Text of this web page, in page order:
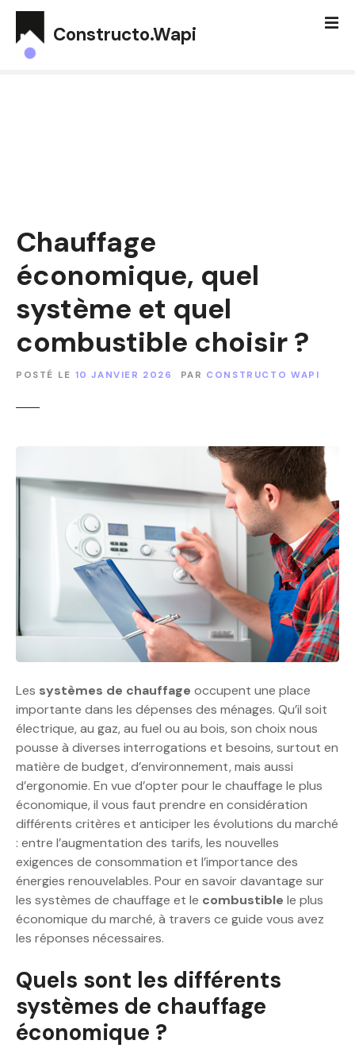
Constructo.Wapi
Chauffage
économique, quel
système et quel
combustible choisir ?
POSTÉ LE 10 JANVIER 2026 PAR CONSTRUCTO WAPI
Les systèmes de chauffage occupent une place
importante dans les dépenses des ménages. Qu’il soit
électrique, au gaz, au fuel ou au bois, son choix nous
pousse à diverses interrogations et besoins, surtout en
matière de budget, d’environnement, mais aussi
d’ergonomie. En vue d’opter pour le chauffage le plus
économique, il vous faut prendre en considération
différents critères et anticiper les évolutions du marché
: entre l’augmentation des tarifs, les nouvelles
exigences de consommation et l’importance des
énergies renouvelables. Pour en savoir davantage sur
les systèmes de chauffage et le combustible le plus
économique du marché, à travers ce guide vous avez
les réponses nécessaires.
Quels sont les différents
systèmes de chauffage
économique ?